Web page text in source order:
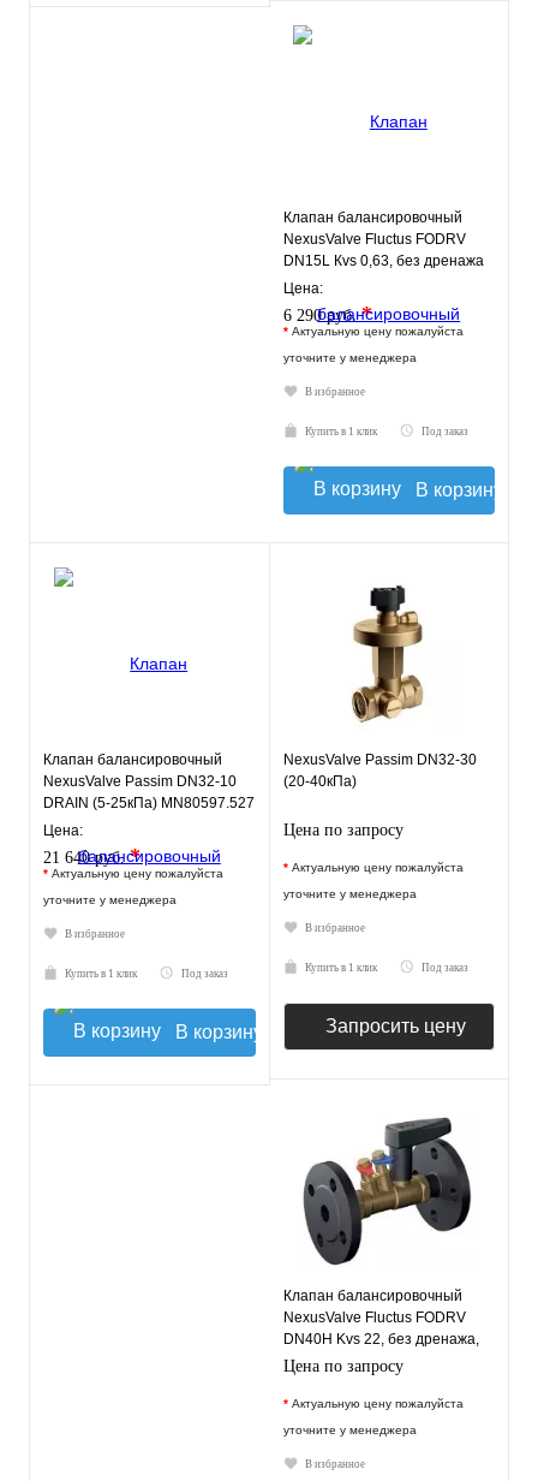
Клапан балансировочный
NexusValve Fluctus FODRV
DN15L Кvs 0,63, без дренажа
MN80597.401
Цена:
6 290 руб.*
* Актуальную цену пожалуйста
уточните у менеджера
В избранное
Купить в 1 клик Под заказ
В корзину
Клапан балансировочный
NexusValve Passim DN32-10
DRAIN (5-25кПа) MN80597.527
Цена:
21 640 руб.*
* Актуальную цену пожалуйста
уточните у менеджера
В избранное
Купить в 1 клик Под заказ
В корзину
NexusValve Passim DN32-30
(20-40кПа)
Цена по запросу
* Актуальную цену пожалуйста
уточните у менеджера
В избранное
Купить в 1 клик Под заказ
Запросить цену
Клапан балансировочный
NexusValve Fluctus FODRV
DN40H Kvs 22, без дренажа,
фланцевый MN80597.460
Цена по запросу
* Актуальную цену пожалуйста
уточните у менеджера
В избранное